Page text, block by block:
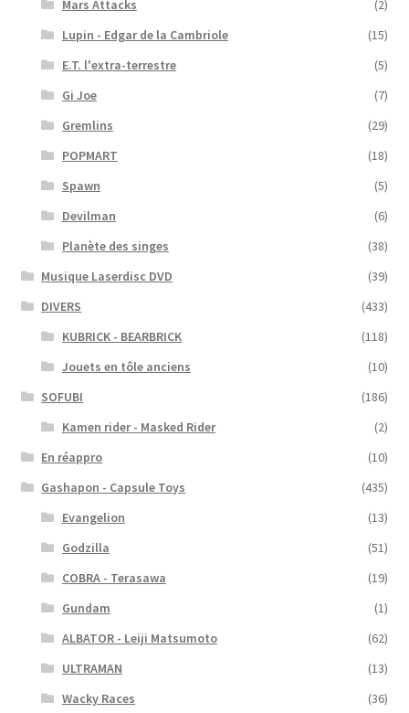
Mars Attacks
(2)
Lupin - Edgar de la Cambriole
(15)
E.T. l'extra-terrestre
(5)
Gi Joe
(7)
Gremlins
(29)
POPMART
(18)
Spawn
(5)
Devilman
(6)
Planète des singes
(38)
Musique Laserdisc DVD
(39)
DIVERS
(433)
KUBRICK - BEARBRICK
(118)
Jouets en tôle anciens
(10)
SOFUBI
(186)
Kamen rider - Masked Rider
(2)
En réappro
(10)
Gashapon - Capsule Toys
(435)
Evangelion
(13)
Godzilla
(51)
COBRA - Terasawa
(19)
Gundam
(1)
ALBATOR - Leiji Matsumoto
(62)
ULTRAMAN
(13)
Wacky Races
(36)